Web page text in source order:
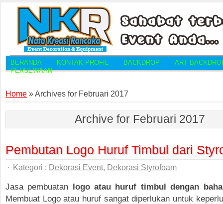
BERANDA KONTAK PROFIL BACKDROP
ART
PERSEWAAN
Home »Archives for Februari 2017
Archive for Februari 2017
Pembutan Logo Huruf Timbul dari
· Kategori : Dekorasi Event, Dekorasi Styrofoam
Jasa pembuatan logo atau huruf timbul dengan
Membuat Logo atau huruf sangat diperlukan untuk